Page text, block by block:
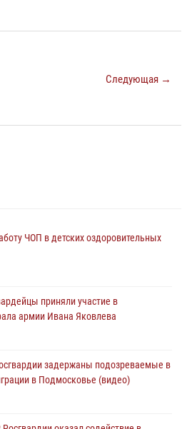
Следующая →
ЧОП в детских оздоровительных
приняли участие в
армии Ивана Яковлева
задержаны подозреваемые в
в Подмосковье (видео)